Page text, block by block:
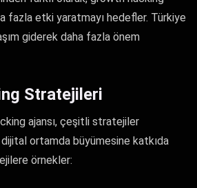
fazla etki yaratmayı hedefler. Türkiye
giderek daha fazla önem
Stratejileri
ajansı, çeşitli stratejiler
dijital ortamda büyümesine katkıda
örnekler: